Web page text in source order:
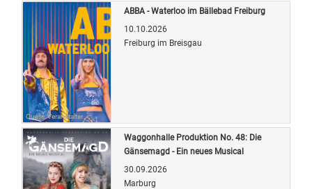
Quelle: Veranstalter
ABBA - Waterloo im Bällebad Freiburg
10.10.2026
Freiburg im Breisgau
Waggonhalle Produktion No. 48: Die
Gänsemagd - Ein neues Musical
30.09.2026
Marburg